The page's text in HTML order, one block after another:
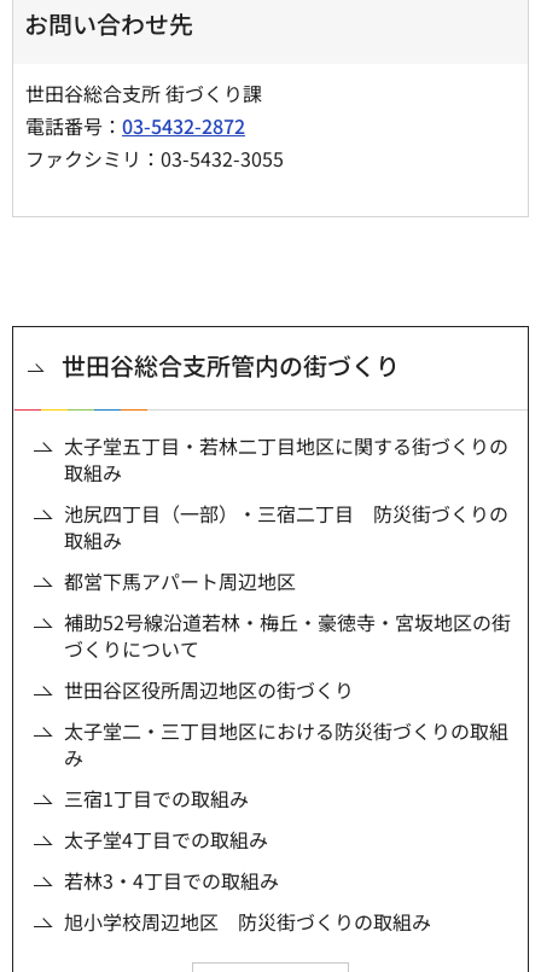
お問い合わせ先
世田谷総合支所 街づくり課
電話番号： 03-5432-2872
ファクシミリ：03-5432-3055
世田谷総合支所管内の街づくり
太子堂五丁目・若林二丁目地区に関する街づくりの
取組み
池尻四丁目（一部）・三宿二丁目 防災街づくりの
取組み
都営下馬アパート周辺地区
補助52号線沿道若林・梅丘・豪徳寺・宮坂地区の街
づくりについて
世田谷区役所周辺地区の街づくり
太子堂二・三丁目地区における防災街づくりの取組
み
三宿1丁目での取組み
太子堂4丁目での取組み
若林3・4丁目での取組み
旭小学校周辺地区 防災街づくりの取組み